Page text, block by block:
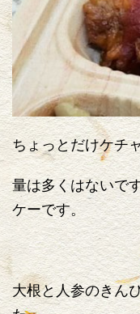
ちょっとだけケチ
量は多くはないで
ケーです。
大根と人参のきん